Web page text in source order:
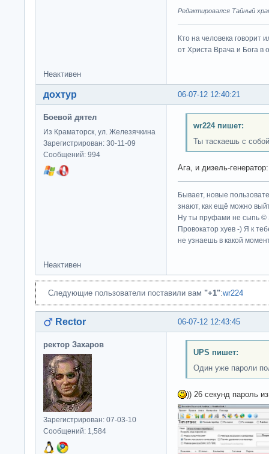
Редактировался Тайный
Кто на человека говорит
от Христа Врача и Бога в
Неактивен
06-07-12 12:40:21
дохтур
Боевой дятел
Из Краматорск, ул. Железячкина
Зарегистрирован: 30-11-09
Сообщений: 994
wr224 пишет:
Ты таскаешь с
Ага, и дизель-
Бывает, новые
знают, как ещё можно
Ну ты пруфами не сыпь ©
Провокатор хуев -) Я к
не узнаешь в какой
Неактивен
Следующие пользователи поставили вам "+1":wr224
06-07-12 12:43:45
Rector
ректор Захаров
Зарегистрирован: 07-03-10
Сообщений: 1,584
UPS пишет:
Один уже пароли
)) 26 секунд пароль